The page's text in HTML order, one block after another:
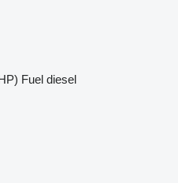
Fuel diesel